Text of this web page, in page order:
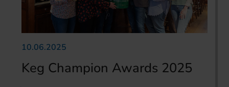
10.06.2025
Keg Champion Awards 2025